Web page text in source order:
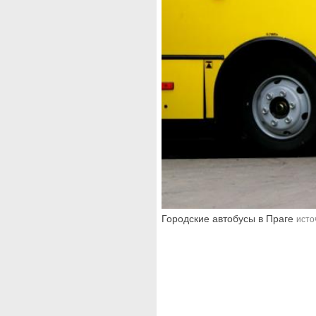
Городские автобусы в Праге